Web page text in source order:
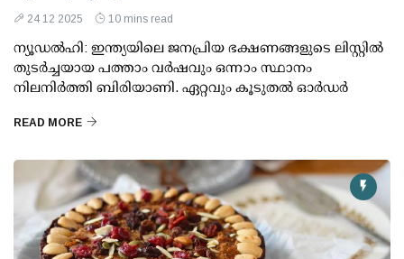
24 12 2025 10 mins read
ന്യൂഡല്‍ഹി: ഇന്ത്യയിലെ ജനപ്രിയ ഭക്ഷണങ്ങളുടെ ലിസ്റ്റില്‍
തുടര്‍ച്ചയായ പത്താം വര്‍ഷവും ഒന്നാം സ്ഥാനം
നിലനിര്‍ത്തി ബിരിയാണി. ഏറ്റവും കൂടുതല്‍ ഓര്‍ഡര്‍
READ MORE